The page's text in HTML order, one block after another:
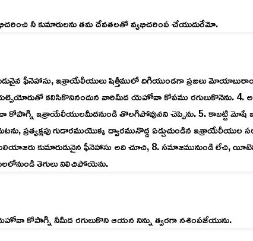
నీ కుమారులను తమ దేవతలతో వ్యభిచరింప చేయుదురేమో.
ఫీనెహాసు, ఇశ్రాయేలీయులు షిత్తీములో దిగియుండగా ప్రజలు
కలిసికొనినందున వారిమీద యెహోవా కోపము రగులుకొనెను. 4.
ఇశ్రాయేలీయులమీదనుండి తొలగిపోవునని చెప్పెను. 5. కాబట్టి
గుడారముయొక్క ద్వారమునొద్ద ఏడ్చుచుండిన
కుమారుడునైన ఫీనెహాసు అది చూచి, 8. సమాజమునుండి లేచి,
తెగులు నిలిచిపోయెను.
యెహోవా కోపాగ్ని నీమీద రగులుకొని ఆయన నిన్ను త్వరగా నశింపజేయును.